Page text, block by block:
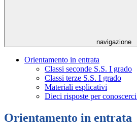
navigazione
Orientamento in entrata
Classi seconde S.S. I grado
Classi terze S.S. I grado
Materiali esplicativi
Dieci risposte per
Orientamento in entrata